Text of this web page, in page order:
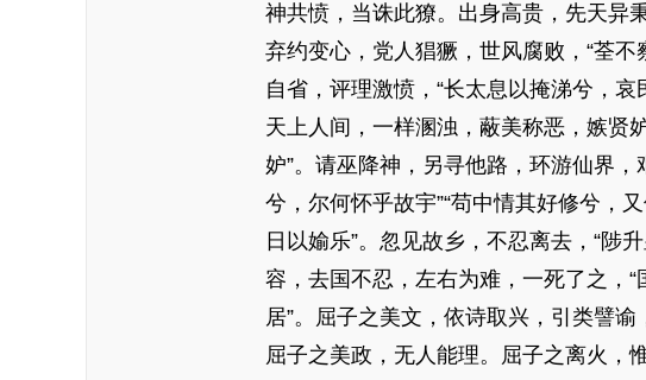
神共愤，当诛此獠。出身高贵，先天异
弃约变心，党人猖獗，世风腐败，“荃
自省，评理激愤，“长太息以掩涕兮，哀
天上人间，一样溷浊，蔽美称恶，嫉贤
妒”。请巫降神，另寻他路，环游仙界
兮，尔何怀乎故宇”“苟中情其好修兮，
日以媮乐”。忽见故乡，不忍离去，“陟
容，去国不忍，左右为难，一死了之，
居”。屈子之美文，依诗取兴，引类譬
屈子之美政，无人能理。屈子之离火，